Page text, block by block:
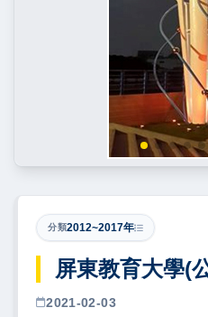
分類2012~2017年
屏東教育大學(
2021-02-03